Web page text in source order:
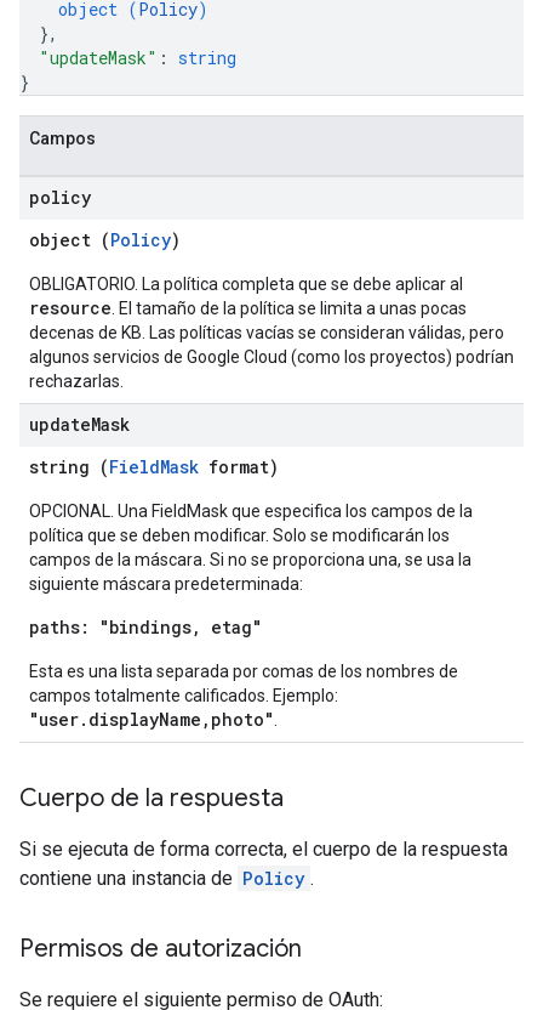
object (Policy)
},
"updateMask" : string
}
Campos
policy
object (Policy)
OBLIGATORIO. La política completa que se debe aplicar al
resource . El tamaño de la política se limita a unas pocas
decenas de KB. Las políticas vacías se consideran válidas, pero
algunos servicios de Google Cloud (como los proyectos) podrían
rechazarlas.
updateMask
string (FieldMask format)
OPCIONAL. Una FieldMask que especifica los campos de la
política que se deben modificar. Solo se modificarán los
campos de la máscara. Si no se proporciona una, se usa la
siguiente máscara predeterminada:
paths: "bindings, etag"
Esta es una lista separada por comas de los nombres de
campos totalmente calificados. Ejemplo:
"user.displayName,photo"
Cuerpo de la respuesta
Si se ejecuta de forma correcta, el cuerpo de la respuesta
contiene una instancia de Policy .
Permisos de autorización
Se requiere el siguiente permiso de OAuth: